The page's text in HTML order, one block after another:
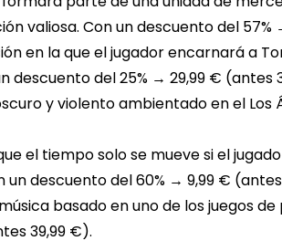
valiosa. Con un descuento del 57%
en la que el jugador encarnará a
descuento del 25% → 29,99 € (antes
y violento ambientado en el Los
el tiempo solo se mueve si el
descuento del 60% → 9,99 €
basado en uno de los juegos
39,99 €).